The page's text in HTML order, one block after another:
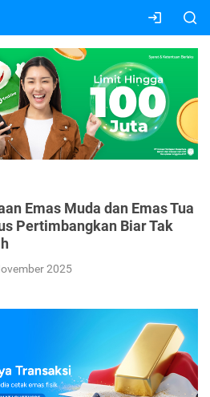
Emas Muda dan Emas Tua
Pertimbangkan Biar Tak
2025